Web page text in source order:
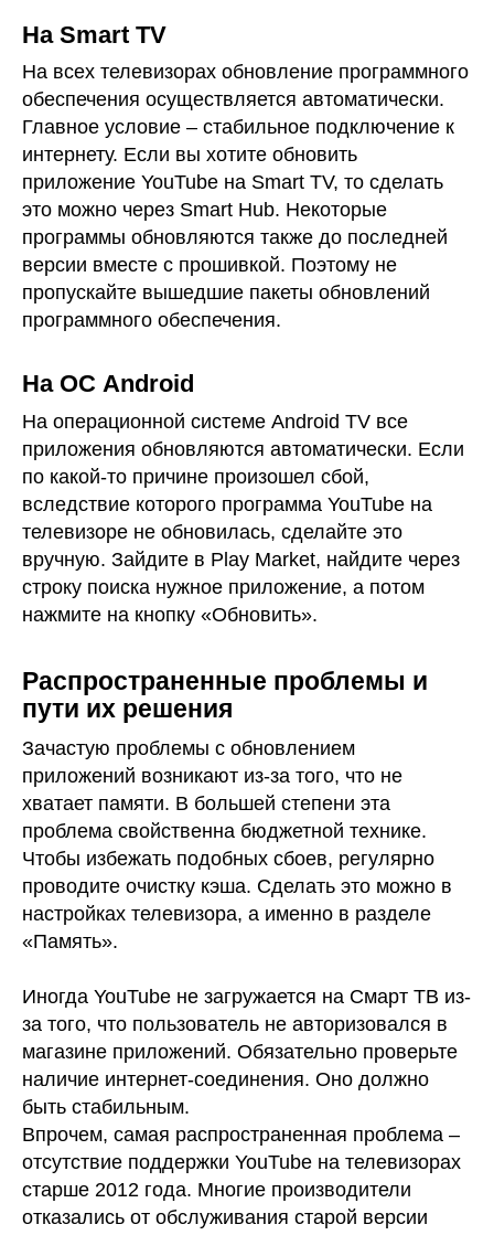
На Smart TV
На всех телевизорах обновление программного
обеспечения осуществляется автоматически.
Главное условие – стабильное подключение к
интернету. Если вы хотите обновить
приложение YouTube на Smart TV, то сделать
это можно через Smart Hub. Некоторые
программы обновляются также до последней
версии вместе с прошивкой. Поэтому не
пропускайте вышедшие пакеты обновлений
программного обеспечения.
На ОС Android
На операционной системе Android TV все
приложения обновляются автоматически. Если
по какой-то причине произошел сбой,
вследствие которого программа YouTube на
телевизоре не обновилась, сделайте это
вручную. Зайдите в Play Market, найдите через
строку поиска нужное приложение, а потом
нажмите на кнопку «Обновить».
Распространенные проблемы и
пути их решения
Зачастую проблемы с обновлением
приложений возникают из-за того, что не
хватает памяти. В большей степени эта
проблема свойственна бюджетной технике.
Чтобы избежать подобных сбоев, регулярно
проводите очистку кэша. Сделать это можно в
настройках телевизора, а именно в разделе
«Память».
Иногда YouTube не загружается на Смарт ТВ из-
за того, что пользователь не авторизовался в
магазине приложений. Обязательно проверьте
наличие интернет-соединения. Оно должно
быть стабильным.
Впрочем, самая распространенная проблема –
отсутствие поддержки YouTube на телевизорах
старше 2012 года. Многие производители
отказались от обслуживания старой версии